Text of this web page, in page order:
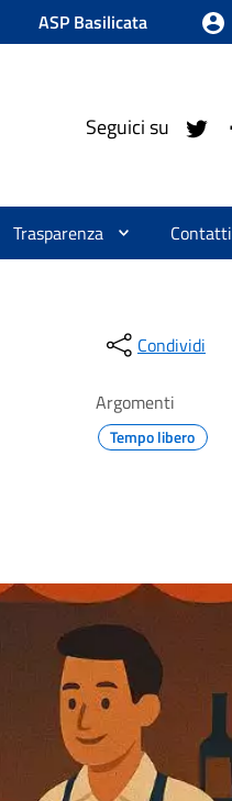
ASP Basilicata
Seguici su
Trasparenza Contatti
Condividi
Argomenti
Tempo libero